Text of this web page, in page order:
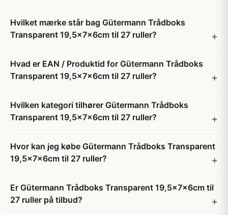
Hvilket mærke står bag Gütermann Trådboks
Transparent 19,5x7x6cm til 27 ruller?
Hvad er EAN / Produktid for Gütermann Trådboks
Transparent 19,5x7x6cm til 27 ruller?
Hvilken kategori tilhører Gütermann Trådboks
Transparent 19,5x7x6cm til 27 ruller?
Hvor kan jeg købe Gütermann Trådboks Transparent
19,5x7x6cm til 27 ruller?
Er Gütermann Trådboks Transparent 19,5x7x6cm til
27 ruller på tilbud?